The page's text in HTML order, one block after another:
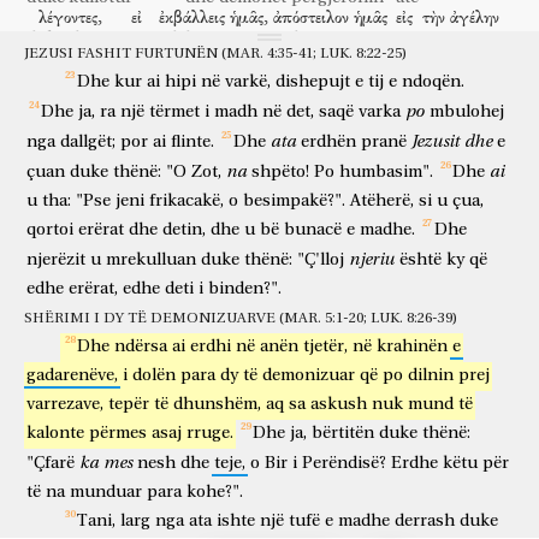
λέγοντες, εἰ ἐκβάλλεις ἡμᾶς, ἀπόστειλον ἡμᾶς εἰς τὴν ἀγέλην
τῶν χοίρων.
e derrave
καὶ
dhe
εἶπεν
tha
αὐτοῖς,
atyre
ὑπάγετε.
shkoni
οἱ
ata
δὲ
dhe kur dolën
ἀπῆλθον
shkuan në derrat dhe
ἰδοὺ,
ja
ὥρμησεν
u turr
πᾶσα
gjithë
ἀγέλη
tufa
κατὰ
poshtë
τοῦ κρημνοῦ
greminës
εἰς
në
τὴν θάλασσαν,
detin
καὶ
dhe
ἀπέθανον
ngordhën
ἐν
në
τοῖς
ὕδασιν.
ujërat
οἱ
ata
δὲ
dhe
βόσκοντες
që kullosin
ἔφυγον,
ikën
καὶ
dhe
ἀπελθόντες
kur shkuan
εἰς
në
τὴν
πόλιν,
qytetin
ἀπήγγειλαν πάντα
të gjitha
καὶ τὰ τῶν
δαιμονιζομένων.
që janë demonizuar
καὶ
dhe
ἰδοὺ,
ja
πᾶσα
i gjithë
ἡ πόλις ἐξῆλθεν εἰς
takim
τῷ
Jezusit dhe kur panë atë përgjëruan që
μεταβῇ
të zhvendosej
ἀπὸ
nga
τῶν ὁρίων
kufijtë
αὐτῶν.
e tyre
vdekurit që të varrosin të vdekurit e vet".
JEZUSI FASHIT FURTUNËN (MAR. 4:35-41; LUK. 8:22-25)
Dhe kur ai hipi në varkë, dishepujt e tij e ndoqën.
Dhe ja, ra një tërmet i madh në det, saqë varka po mbulohej
nga dallgët; por ai flinte. Dhe ata erdhën pranë Jezusit dhe e
çuan duke thënë: "O Zot, na shpëto! Po humbasim". Dhe ai
u tha: "Pse jeni frikacakë, o besimpakë?". Atëherë, si u çua,
qortoi erërat dhe detin, dhe u bë bunacë e madhe.
Dhe
njerëzit u mrekulluan duke thënë: "Ç'lloj njeriu është ky që
edhe erërat, edhe deti i binden?".
SHËRIMI I DY TË DEMONIZUARVE (MAR. 5:1-20; LUK. 8:26-39)
Dhe ndërsa ai erdhi në anën tjetër, në krahinën e
gadarenëve, i dolën para dy të demonizuar që po dilnin prej
varrezave, tepër të dhunshëm, aq sa askush nuk mund të
kalonte përmes asaj rruge. Dhe ja, bërtitën duke thënë:
"Çfarë ka mes nesh dhe teje, o Bir i Perëndisë? Erdhe këtu për
të na munduar para kohe?".
Tani, larg nga ata ishte një tufë e madhe derrash duke